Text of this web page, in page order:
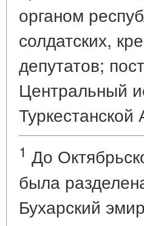
органом
солдатских,
депутатов;
Центральный
1 До
была
Бухарский